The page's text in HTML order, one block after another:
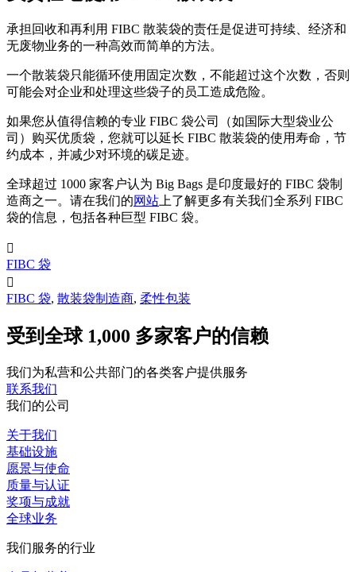
承担回收和再利用 FIBC 散装袋的责任是促进可持续、经济和
无废物业务的一种高效而简单的方法。
一个散装袋只能循环使用固定次数，不能超过这个次数，否则
可能会对企业和处理这些袋子的员工造成危险。
如果您从值得信赖的专业 FIBC 袋公司（如国际大型袋业公
司）购买优质袋，您就可以延长 FIBC 散装袋的使用寿命，节
约成本，并减少对环境的碳足迹。
全球超过 1000 家客户认为 Big Bags 是印度最好的 FIBC 袋制
造商之一。请在我们的网站 上了解更多有关我们全系列 FIBC
袋的信息，包括各种巨型 FIBC 袋。

FIBC 袋

FIBC 袋, 散装袋制造商, 柔性包装
受到全球 1,000 多家客户的信赖
我们为私营和公共部门的各类客户提供服务
联系我们
我们的公司
关于我们
基础设施
愿景与使命
质量与认证
奖项与成就
全球业务
我们服务的行业